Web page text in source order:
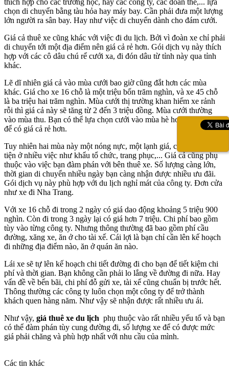
thích hợp cho các trường học, hay các công ty, các đoàn thể,... lựa
chọn di chuyển bằng tàu hỏa hay máy bay. Cần phải đưa một lượng
lớn người ra sân bay. Hay như việc di chuyển dành cho đám cưới.
Giá cả thuê xe cũng khác với việc đi du lịch. Bởi vì đoàn xe chỉ phải
di chuyển tới một địa điểm nên giá cả rẻ hơn. Gói dịch vụ này thích
hợp với các cô dâu chú rể cưới xa, đi đón dâu từ tỉnh này qua tỉnh
khác.
Lẽ dĩ nhiên giá cả vào mùa cưới bao giờ cũng đắt hơn các mùa
khác. Giá cho xe 16 chỗ là một triệu bốn trăm nghìn, và xe 45 chỗ
là ba triệu hai trăm nghìn. Mùa cưới thị trường khan hiếm xe rảnh
rỗi thì giá cả này sẽ tăng từ 2 đến 3 triệu đồng. Mùa cưới thường
vào mùa thu. Bạn có thể lựa chọn cưới vào mùa hè hoặc mùa đông
để có giá cả rẻ hơn.
Tuy nhiên hai mùa này một nóng nực, một lạnh giá, cũng khá bất
tiện ở nhiều việc như khẩu tổ chức, trang phục,... Giá cả cũng phụ
thuộc vào việc bạn đàm phán với bên thuê xe. Số lượng càng lớn,
thời gian di chuyển nhiều ngày bạn càng nhận được nhiều ưu đãi.
Gói dịch vụ này phù hợp với du lịch nghỉ mát của công ty. Đơn cửa
như xe đi Nha Trang.
Với xe 16 chỗ đi trong 2 ngày có giá dao động khoảng 5 triệu 900
nghìn. Còn đi trong 3 ngày lại có giá hơn 7 triệu. Chi phí bao gồm
tùy vào từng công ty. Nhưng thông thường đã bao gồm phí cầu
đường, xăng xe, ăn ở cho tài xế. Cái lợi là bạn chỉ cần lên kế hoạch
đi những địa điểm nào, ăn ở quán ăn nào.
Lái xe sẽ tự lên kế hoạch chi tiết đường đi cho bạn để tiết kiệm chi
phí và thời gian. Bạn không cần phải lo lắng về đường đi nữa. Hay
vấn đề về bến bãi, chi phí đỗ gửi xe, tài xế cũng chuẩn bị trước hết.
Thông thường các công ty luôn chọn một công ty để trở thành
khách quen hàng năm. Như vậy sẽ nhận được rất nhiều ưu ái.
Như vậy, giá thuê xe du lịch phụ thuộc vào rất nhiều yếu tố và bạn
có thể đàm phán tùy cung đường đi, số lượng xe để có được mức
giá phải chăng và phù hợp nhất với nhu cầu của mình.
Các tin khác